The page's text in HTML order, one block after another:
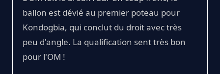
ballon est dévié au premier poteau pour
Kondogbia, qui conclut du droit avec très
peu d'angle. La qualification sent très bon
pour l'OM !